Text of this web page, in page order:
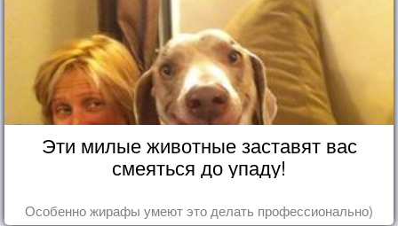
Эти милые животные заставят вас
смеяться до упаду!
Особенно жирафы умеют это делать профессионально)